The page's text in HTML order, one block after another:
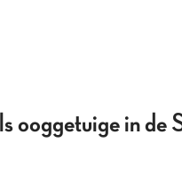
ooggetuige in de